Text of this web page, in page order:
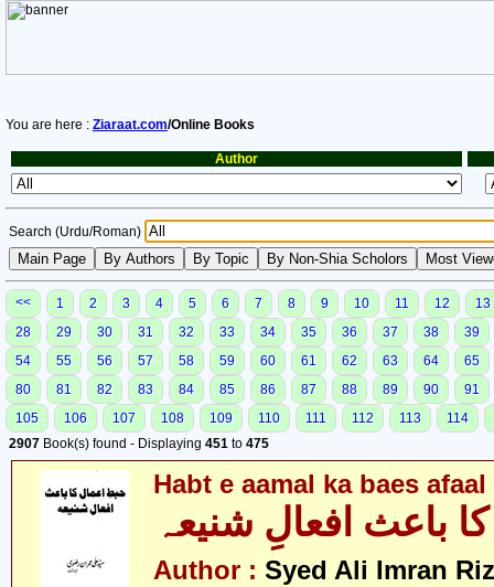
You are here : Ziaraat.com/Online Books
Author
Search (Urdu/Roman)
<< 1 2 3 4 5 6 7 8 9 10 11 12
13
28
29 30 31 32 33 34 35 36 37 38
39
54
55 56 57 58 59 60 61 62 63 64
65
80
81 82 83 84 85 86 87 88 89 90
91
105
106 107 108 109 110 111 112 113
114
2907 Book(s) found - Displaying 451 to 475
Habt e aamal ka baes
باعث افعالِ شنیعہ
Author : Syed Ali Imran